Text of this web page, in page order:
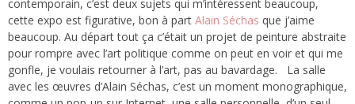
contemporain, c’est deux sujets qui m’intéressent beaucoup,
cette expo est figurative, bon à part Alain Séchas que j’aime
beaucoup. Au départ tout ça c’était un projet de peinture abstraite
pour rompre avec l’art politique comme on peut en voir et qui me
gonfle, je voulais retourner à l’art, pas au bavardage. La salle
avec les œuvres d’Alain Séchas, c’est un moment monographique,